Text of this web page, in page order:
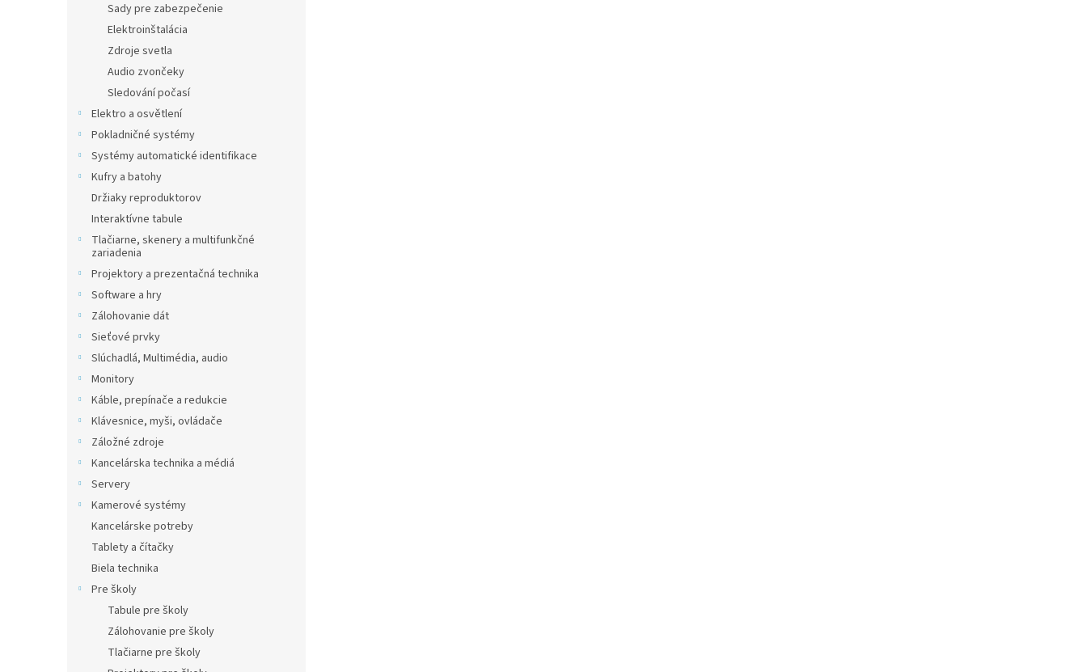
Sady pre zabezpečenie
Elektroinštalácia
Zdroje svetla
Audio zvončeky
Sledování počasí
Elektro a osvětlení
Pokladničné systémy
Systémy automatické identifikace
Kufry a batohy
Držiaky reproduktorov
Interaktívne tabule
Tlačiarne, skenery a multifunkčné
zariadenia
Projektory a prezentačná technika
Software a hry
Zálohovanie dát
Sieťové prvky
Slúchadlá, Multimédia, audio
Monitory
Káble, prepínače a redukcie
Klávesnice, myši, ovládače
Záložné zdroje
Kancelárska technika a médiá
Servery
Kamerové systémy
Kancelárske potreby
Tablety a čítačky
Biela technika
Pre školy
Tabule pre školy
Zálohovanie pre školy
Tlačiarne pre školy